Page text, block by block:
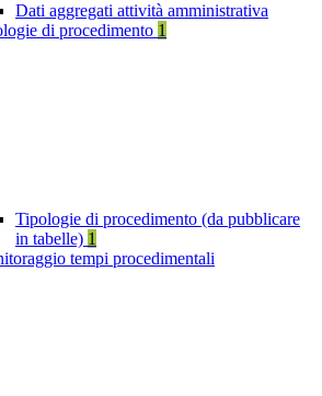
Dati aggregati attività amministrativa
di procedimento 1
Tipologie di procedimento (da pubblicare
in tabelle) 1
tempi procedimentali